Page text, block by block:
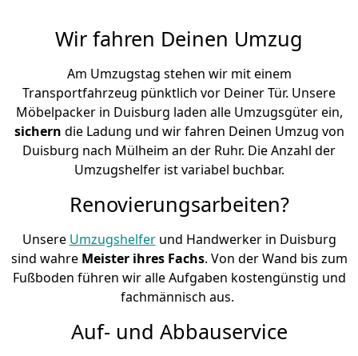
Wir fahren Deinen Umzug
Am Umzugstag stehen wir mit einem
Transportfahrzeug pünktlich vor Deiner Tür. Unsere
Möbelpacker in Duisburg laden alle Umzugsgüter ein,
sichern die Ladung und wir fahren Deinen Umzug von
Duisburg nach Mülheim an der Ruhr. Die Anzahl der
Umzugshelfer ist variabel buchbar.
Renovierungsarbeiten?
Unsere Umzugshelferund Handwerker in Duisburg
sind wahre Meister ihres Fachs. Von der Wand bis zum
Fußboden führen wir alle Aufgaben kostengünstig und
fachmännisch aus.
Auf- und Abbauservice